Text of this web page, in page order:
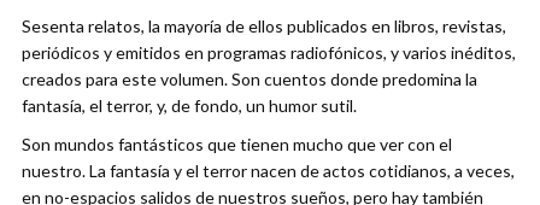
Sesenta relatos, la mayoría de ellos publicados en libros, revistas,
periódicos y emitidos en programas radiofónicos, y varios inéditos,
creados para este volumen. Son cuentos donde predomina la
fantasía, el terror, y, de fondo, un humor sutil.
Son mundos fantásticos que tienen mucho que ver con el
nuestro. La fantasía y el terror nacen de actos cotidianos, a veces,
en no-espacios salidos de nuestros sueños, pero hay también